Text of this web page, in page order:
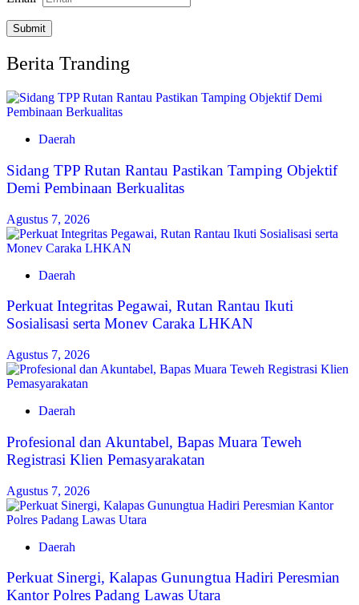
Berita Tranding
Daerah
Sidang TPP Rutan Rantau Pastikan Tamping Objektif
Demi Pembinaan Berkualitas
Agustus 7, 2026
Daerah
Perkuat Integritas Pegawai, Rutan Rantau Ikuti
Sosialisasi serta Monev Caraka LHKAN
Agustus 7, 2026
Daerah
‎Profesional dan Akuntabel, Bapas Muara Teweh
Registrasi Klien Pemasyarakatan
Agustus 7, 2026
Daerah
Perkuat Sinergi, Kalapas Gunungtua Hadiri Peresmian
Kantor Polres Padang Lawas Utara